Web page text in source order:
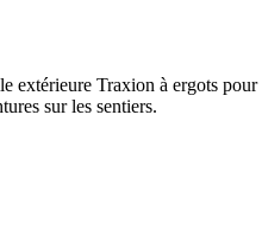
extérieure Traxion à ergots pour
sur les sentiers.